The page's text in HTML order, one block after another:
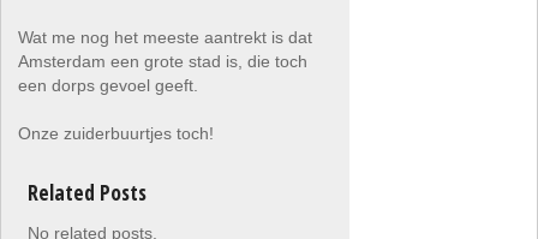
Wat me nog het meeste aantrekt is dat
Amsterdam een grote stad is, die toch
een dorps gevoel geeft.
Onze zuiderbuurtjes toch!
Related Posts
No related posts.